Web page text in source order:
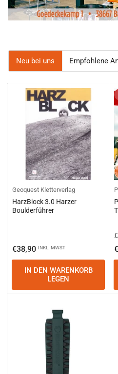
Neu bei uns Empfohlene
Geoquest Kletterverlag
HarzBlock 3.0 Harzer
Boulderführer
Normaler
Preis
€38,90 INKL. MWST
IN DEN WARENKORB
LEGEN